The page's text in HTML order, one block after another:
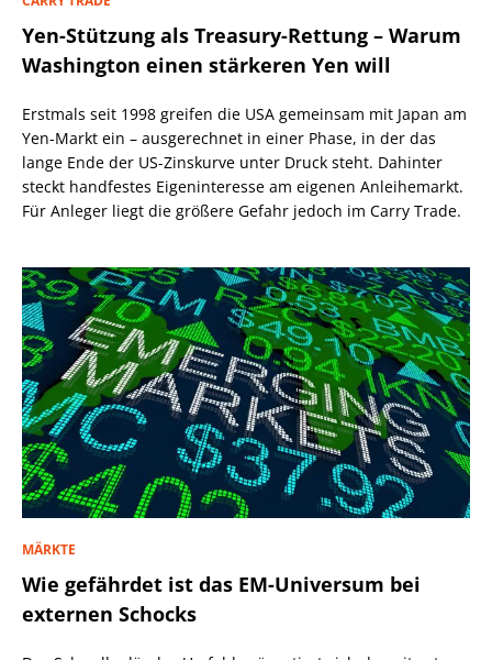
Yen-Stützung als Treasury-Rettung – Warum
Washington einen stärkeren Yen will
Erstmals seit 1998 greifen die USA gemeinsam mit Japan am
Yen-Markt ein – ausgerechnet in einer Phase, in der das
lange Ende der US-Zinskurve unter Druck steht. Dahinter
steckt handfestes Eigeninteresse am eigenen Anleihemarkt.
Für Anleger liegt die größere Gefahr jedoch im Carry Trade.
MÄRKTE
Wie gefährdet ist das EM-Universum bei
externen Schocks